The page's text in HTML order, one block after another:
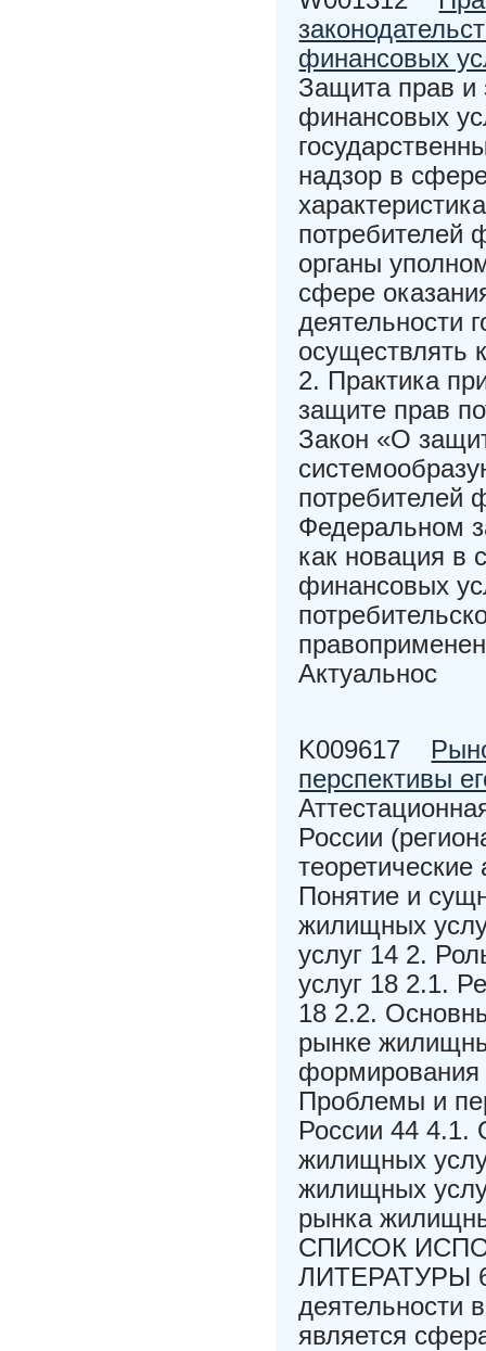
финансовых
Защита прав и
финансовых
надзор в
потребителей
органы
сфере
деятельности
осуществлять
2. Практика
защите прав
Закон «О
потребителей
Федеральном
как новация в
финансовых
Актуальнос
K009617
перспективы
России
Понятие и
жилищных
услуг 14 2.
услуг 18 2.1.
18 2.2.
рынке
формирования
Проблемы и
России 44 4.1.
жилищных
жилищных
рынка
СПИСОК
ЛИТЕРАТУРЫ
деятельности
является